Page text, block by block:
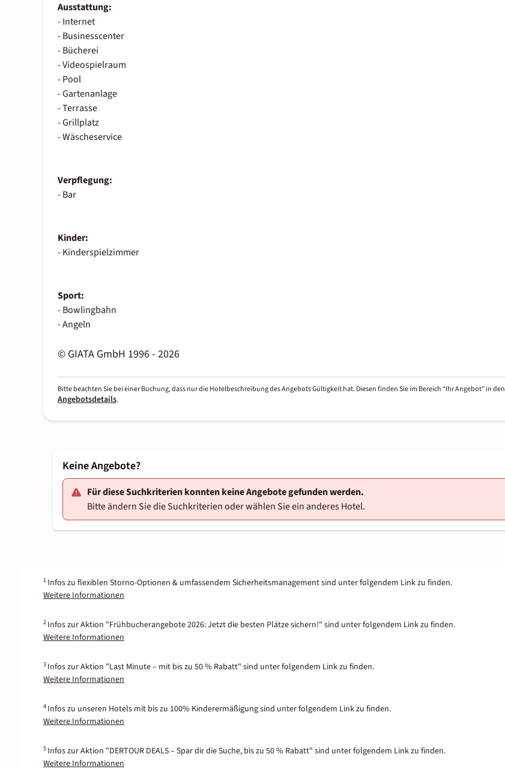
Ausstattung:
- Internet
- Businesscenter
- Bücherei
- Videospielraum
- Pool
- Gartenanlage
- Terrasse
- Grillplatz
- Wäscheservice
Verpflegung:
- Bar
Kinder:
- Kinderspielzimmer
Sport:
- Bowlingbahn
- Angeln
© GIATA GmbH 1996 - 2026
Bitte beachten Sie bei einer Buchung, dass nur die Hotelbeschreibung des Angebots Gültigkeit hat. Diesen finden Sie im Bereich “Ihr Angebot” in den
Angebotsdetails.
Keine Angebote?
Für diese Suchkriterien konnten keine Angebote gefunden werden.
Bitte ändern Sie die Suchkriterien oder wählen Sie ein anderes Hotel.
1 Infos zu flexiblen Storno-Optionen & umfassendem Sicherheitsmanagement sind unter folgendem Link zu finden.
Weitere Informationen
2 Infos zur Aktion "Frühbucherangebote 2026: Jetzt die besten Plätze sichern!" sind unter folgendem Link zu finden.
Weitere Informationen
3 Infos zur Aktion "Last Minute – mit bis zu 50 % Rabatt" sind unter folgendem Link zu finden.
Weitere Informationen
4 Infos zu unseren Hotels mit bis zu 100% Kinderermäßigung sind unter folgendem Link zu finden.
Weitere Informationen
5 Infos zur Aktion "DERTOUR DEALS – Spar dir die Suche, bis zu 50 % Rabatt" sind unter folgendem Link zu finden.
Weitere Informationen